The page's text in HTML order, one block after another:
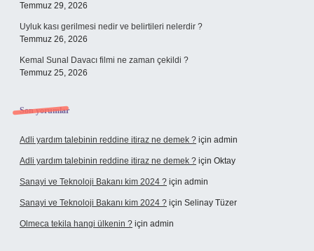
Temmuz 29, 2026
Uyluk kası gerilmesi nedir ve belirtileri nelerdir ?
Temmuz 26, 2026
Kemal Sunal Davacı filmi ne zaman çekildi ?
Temmuz 25, 2026
Son yorumlar
Adli yardım talebinin reddine itiraz ne demek ? için admin
Adli yardım talebinin reddine itiraz ne demek ? için Oktay
Sanayi ve Teknoloji Bakanı kim 2024 ? için admin
Sanayi ve Teknoloji Bakanı kim 2024 ? için Selinay Tüzer
Olmeca tekila hangi ülkenin ? için admin